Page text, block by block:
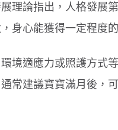
理論指出，人格發展
身心能獲得一定程度的
境適應力或照護方式
常建議寶寶滿月後，